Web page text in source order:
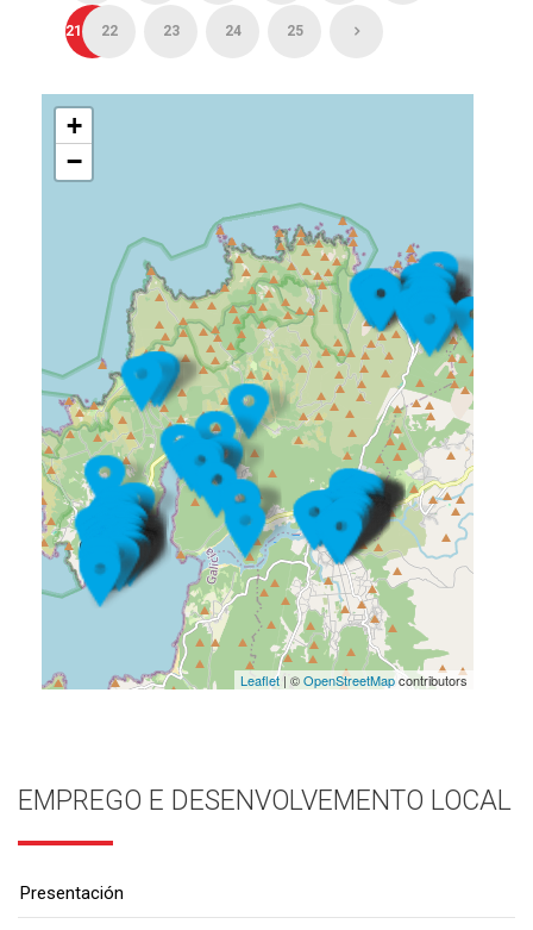
21 22 23 24 25
+
−
Leaflet| ©OpenStreetMapcontributors
EMPREGO E DESENVOLVEMENTO LOCAL
Presentación